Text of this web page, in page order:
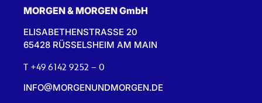
MORGEN & MORGEN GmbH
ELISABETHENSTRASSE 20
65428 RÜSSELSHEIM AM MAIN
T +49 6142 9252 – 0
INFO@MORGENUNDMORGEN.DE